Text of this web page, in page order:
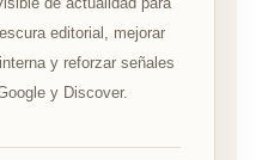
editorial, mejorar
y reforzar señales
y Discover.